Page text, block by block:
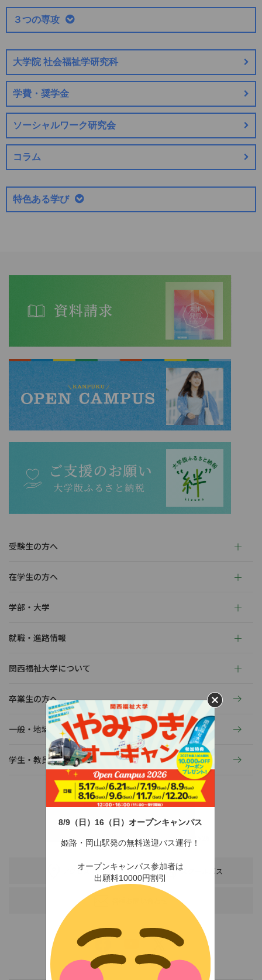
8/9（日）16（日）オープンキャンパス
姫路・岡山駅発の無料送迎バス運行！
オープンキャンパス参加者は
出願料10000円割引
３つの専攻
大学院 社会福祉学研究科
学費・奨学金
ソーシャルワーク研究会
コラム
特色ある学び
受験生の方へ
在学生の方へ
学部・大学
就職・進路情報
関西福祉大学について
卒業生の方へ
一般・地域の方へ
学生・教員の活動
〒678-0255 兵庫県赤穂市新田380-3
TEL：0791-46-2525（代）FAX：0791-46-2526
アクセス スクールバス